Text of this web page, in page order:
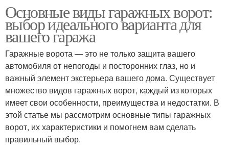
Основные виды гаражных ворот:
выбор идеального варианта для
вашего гаража
Гаражные ворота — это не только защита вашего
автомобиля от непогоды и посторонних глаз, но и
важный элемент экстерьера вашего дома. Существует
множество видов гаражных ворот, каждый из которых
имеет свои особенности, преимущества и недостатки. В
этой статье мы рассмотрим основные типы гаражных
ворот, их характеристики и помогнем вам сделать
правильный выбор.